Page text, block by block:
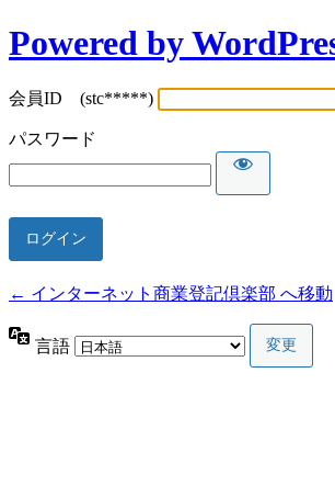
Powered by
会員ID (stc*****)
パスワード
← インターネット商業登記倶楽部 へ移動
言語